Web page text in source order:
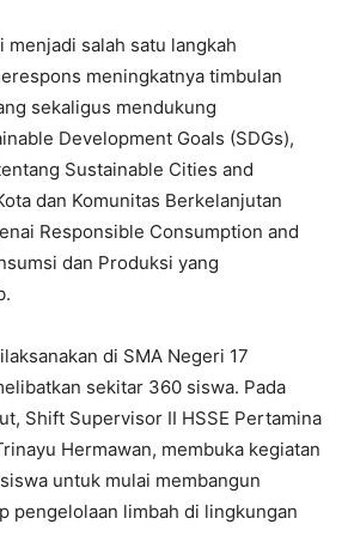
menjadi salah satu langkah
meningkatnya timbulan
sekaligus mendukung
Development Goals (SDGs),
Sustainable Cities and
dan Komunitas Berkelanjutan
Responsible Consumption and
dan Produksi yang
di SMA Negeri 17
sekitar 360 siswa. Pada
Shift Supervisor II HSSE Pertamina
Hermawan, membuka kegiatan
untuk mulai membangun
pengelolaan limbah di lingkungan